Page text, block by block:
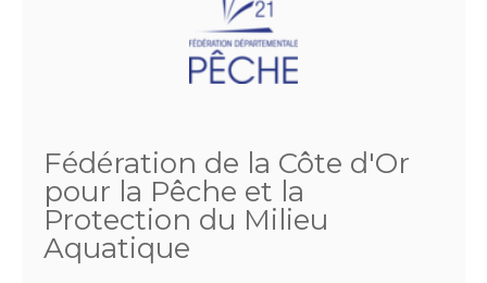
Fédération de la Côte d'Or
pour la Pêche et la
Protection du Milieu
Aquatique